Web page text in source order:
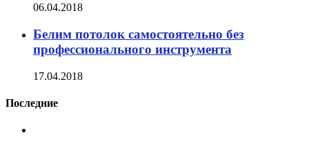
06.04.2018
Белим потолок самостоятельно без
профессионального инструмента
17.04.2018
Последние